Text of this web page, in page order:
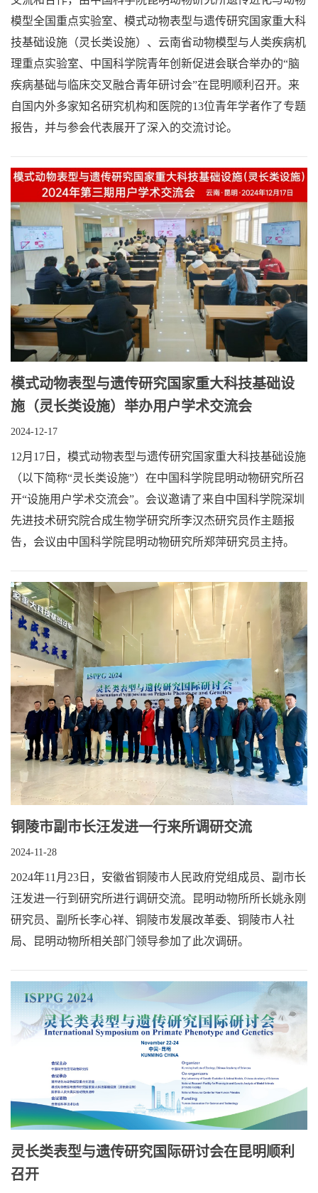
模型全国重点实验室、模式动物表型与遗传研究国家重大科
技基础设施（灵长类设施）、云南省动物模型与人类疾病机
理重点实验室、中国科学院青年创新促进会联合举办的“脑
疾病基础与临床交叉融合青年研讨会”在昆明顺利召开。来
自国内外多家知名研究机构和医院的13位青年学者作了专题
报告，并与参会代表展开了深入的交流讨论。
模式动物表型与遗传研究国家重大科技基础设
施（灵长类设施）举办用户学术交流会
2024-12-17
12月17日，模式动物表型与遗传研究国家重大科技基础设施
（以下简称“灵长类设施”）在中国科学院昆明动物研究所召
开“设施用户学术交流会”。会议邀请了来自中国科学院深圳
先进技术研究院合成生物学研究所李汉杰研究员作主题报
告，会议由中国科学院昆明动物研究所郑萍研究员主持。
铜陵市副市长汪发进一行来所调研交流
2024-11-28
2024年11月23日，安徽省铜陵市人民政府党组成员、副市长
汪发进一行到研究所进行调研交流。昆明动物所所长姚永刚
研究员、副所长李心祥、铜陵市发展改革委、铜陵市人社
局、昆明动物所相关部门领导参加了此次调研。
灵长类表型与遗传研究国际研讨会在昆明顺利
召开